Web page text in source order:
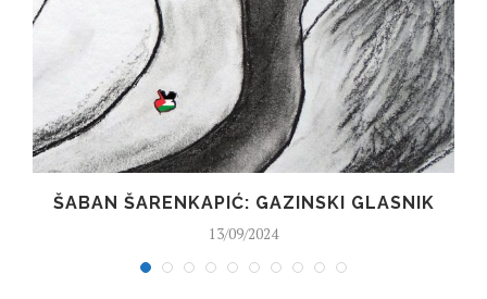
ŠABAN ŠARENKAPIĆ: GAZINSKI GLASNIK
13/09/2024